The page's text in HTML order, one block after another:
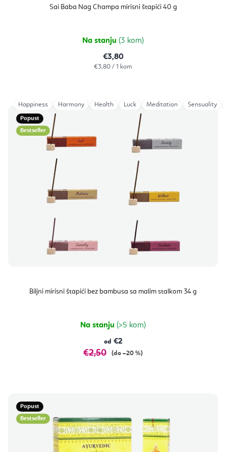
Sai Baba Nag Champa mirisni štapići 40 g
proizvoda
je
zvjezdica.
Na stanju (3 kom)
€3,80
Izračunaj
€3,80 / 1 kom
Popust
Bestseller
Biljni mirisni štapići bez bambusa sa malim stalkom 34 g
Na stanju (>5 kom)
od €2
€2,50 (do –20 %)
Happiness Harmony Health Luck Meditation Sensuality
Popust
Bestseller